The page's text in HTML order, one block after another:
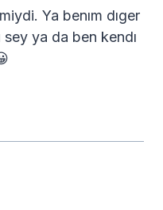
Ya benım dıger
sey ya da ben kendı